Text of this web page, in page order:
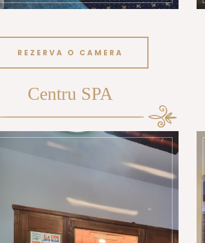
REZERVA O CAMERA
Centru SPA